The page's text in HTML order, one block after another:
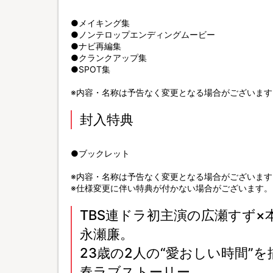
●メイキング集
●ノンテロップエンディングムービー
●ナビ再編集
●クランクアップ集
●SPOT集
※内容・名称は予告なく変更となる場合がございま
封入特典
●ブックレット
※内容・名称は予告なく変更となる場合がございま
※仕様変更に伴い特典が付かない場合がございます。
TBS連ドラ初主演の広瀬すず×
永瀬廉。
23歳の2人の“愛おしい時間”